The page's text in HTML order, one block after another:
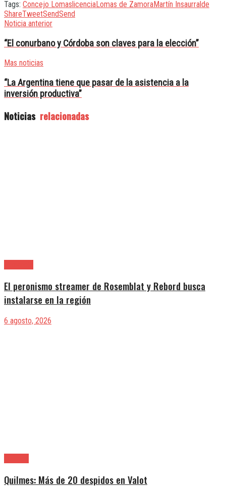
Tags: Concejo LomaslicenciaLomas de ZamoraMartín Insaurralde
ShareTweetSendSend
Noticia anterior
“El conurbano y Córdoba son claves para la elección”
Mas noticias
“La Argentina tiene que pasar de la asistencia a la
inversión productiva”
Noticias relacionadas
El peronismo streamer de Rosemblat y Rebord busca
instalarse en la región
6 agosto, 2026
Quilmes: Más de 20 despidos en Valot